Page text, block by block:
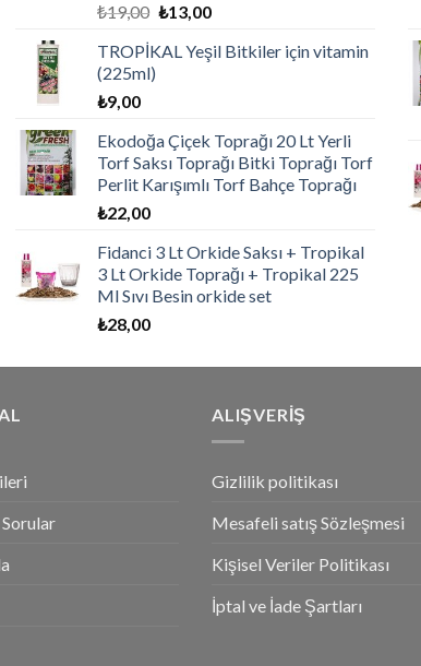
₺19,00 ₺13,00
TROPİKAL Yeşil Bitkiler için vitamin
(225ml)
₺9,00
Ekodoğa Çiçek Toprağı 20 Lt Yerli
Torf Saksı Toprağı Bitki Toprağı Torf
Perlit Karışımlı Torf Bahçe Toprağı
₺22,00
Fidanci 3 Lt Orkide Saksı + Tropikal
3 Lt Orkide Toprağı + Tropikal 225
Ml Sıvı Besin orkide set
₺28,00
Sorular
ALIŞVERİŞ
Gizlilik politikası
Mesafeli satış Sözleşmesi
Kişisel Veriler Politikası
İptal ve İade Şartları